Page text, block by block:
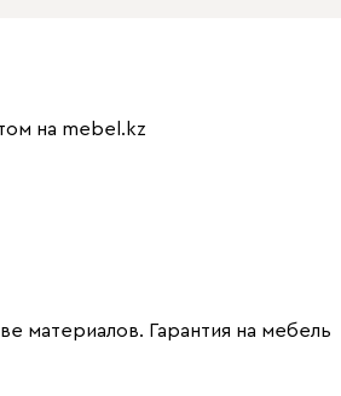
на mebel.kz
материалов. Гарантия на мебель